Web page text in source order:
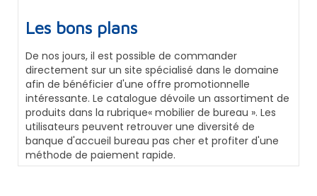
Les bons plans
De nos jours, il est possible de commander
directement sur un site spécialisé dans le domaine
afin de bénéficier d'une offre promotionnelle
intéressante. Le catalogue dévoile un assortiment de
produits dans la rubrique« mobilier de bureau ». Les
utilisateurs peuvent retrouver une diversité de
banque d'accueil bureau pas cher et profiter d'une
méthode de paiement rapide.